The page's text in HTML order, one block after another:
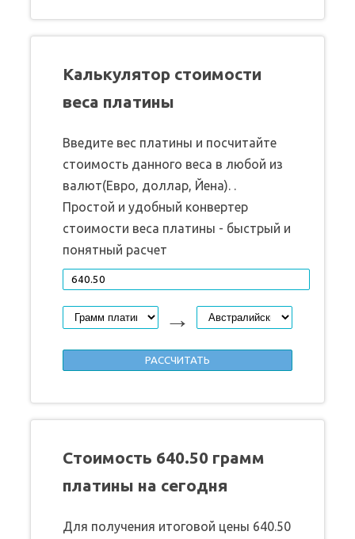
Калькулятор стоимости
веса платины
Введите вес платины и посчитайте
стоимость данного веса в любой из
валют(Евро, доллар, Йена). .
Простой и удобный конвертер
стоимости веса платины - быстрый и
понятный расчет
→
Стоимость 640.50 грамм
платины на сегодня
Для получения итоговой цены 640.50